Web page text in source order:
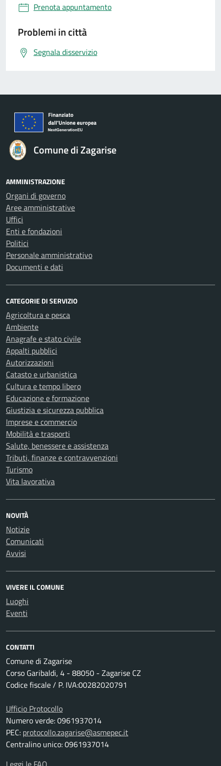
Prenota appuntamento
Problemi in città
Segnala disservizio
Comune di Zagarise
AMMINISTRAZIONE
Organi di governo
Aree amministrative
Uffici
Enti e fondazioni
Politici
Personale amministrativo
Documenti e dati
CATEGORIE DI SERVIZIO
Agricoltura e pesca
Ambiente
Anagrafe e stato civile
Appalti pubblici
Autorizzazioni
Catasto e urbanistica
Cultura e tempo libero
Educazione e formazione
Giustizia e sicurezza pubblica
Imprese e commercio
Mobilità e trasporti
Salute, benessere e assistenza
Tributi, finanze e contravvenzioni
Turismo
Vita lavorativa
NOVITÀ
Notizie
Comunicati
Avvisi
VIVERE IL COMUNE
Luoghi
Eventi
CONTATTI
Comune di Zagarise
Corso Garibaldi, 4 - 88050 - Zagarise CZ
Codice fiscale / P. IVA:00282020791
Ufficio Protocollo
Numero verde: 0961937014
PEC: protocollo.zagarise@asmepec.it
Centralino unico: 0961937014